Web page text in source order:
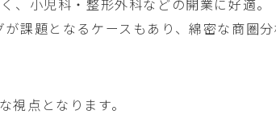
、小児科・整形外科などの開業に好適。
課題となるケースもあり、綿密な商圏分
点となります。